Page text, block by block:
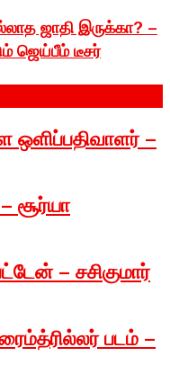
ஜாதி இருக்கா? –
ஜெய்பீம் டீசர்
–
சூர்யா
– சசிகுமார்
படம் –